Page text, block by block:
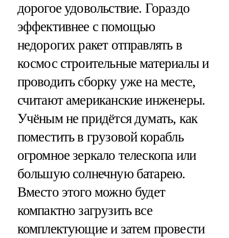
дорогое удовольствие. Гораздо
эффективнее с помощью
недорогих ракет отправлять в
космос строительные материалы и
проводить сборку уже на месте,
считают американские инженеры.
Учёным не придётся думать, как
поместить в грузовой корабль
огромное зеркало телескопа или
большую солнечную батарею.
Вместо этого можно будет
компактно загрузить все
комплектующие и затем провести